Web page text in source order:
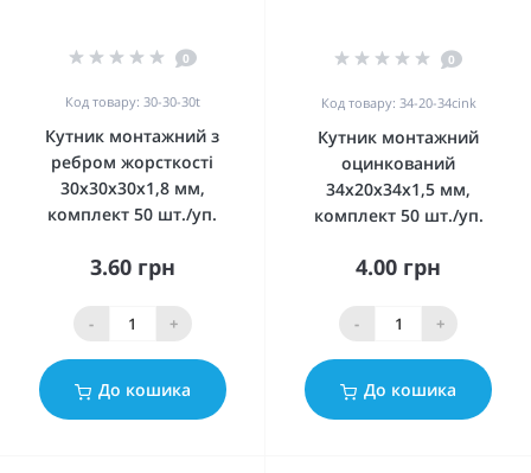
0
Код товару: 30-30-30t
Кутник монтажний з
ребром жорсткості
30x30x30x1,8 мм,
комплект 50 шт./уп.
3.60 грн
- +
До кошика
0
Код товару: 34-20-34cink
Кутник монтажний
оцинкований
34x20x34x1,5 мм,
комплект 50 шт./уп.
4.00 грн
- +
До кошика